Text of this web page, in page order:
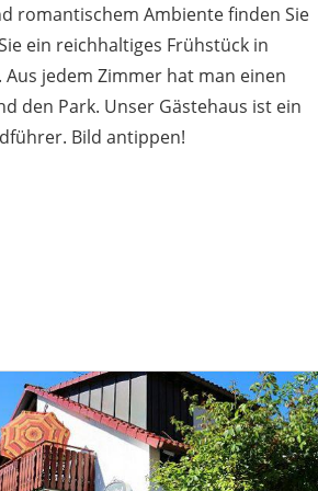
romantischem Ambiente finden Sie
ein reichhaltiges Frühstück in
jedem Zimmer hat man einen
den Park. Unser Gästehaus ist ein
Bild antippen!